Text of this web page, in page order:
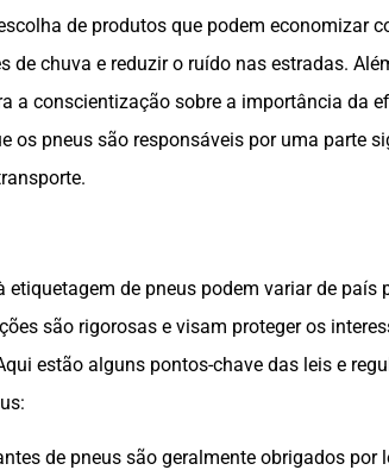
de produtos que podem economizar
de chuva e reduzir o ruído nas estradas.
a conscientização sobre a importância da
os pneus são responsáveis por uma parte
de pneus podem variar de país
são rigorosas e visam proteger os
estão alguns pontos-chave das leis e
de pneus são geralmente obrigados por